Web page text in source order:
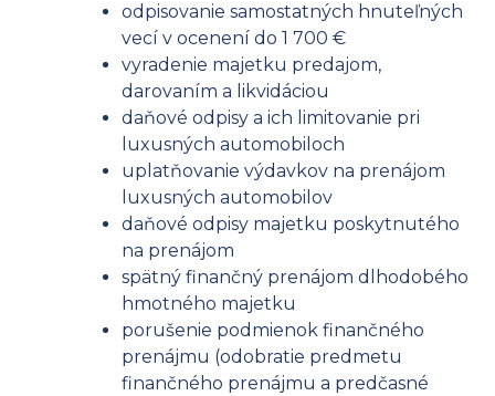
odpisovanie samostatných hnuteľných
vecí v ocenení do 1 700 €
vyradenie majetku predajom,
darovaním a likvidáciou
daňové odpisy a ich limitovanie pri
luxusných automobiloch
uplatňovanie výdavkov na prenájom
luxusných automobilov
daňové odpisy majetku poskytnutého
na prenájom
spätný finančný prenájom dlhodobého
hmotného majetku
porušenie podmienok finančného
prenájmu (odobratie predmetu
finančného prenájmu a predčasné